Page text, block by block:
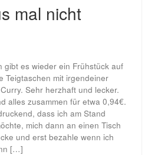
mal nicht
gibt es wieder ein Frühstück auf
Teigtaschen mit irgendeiner
Sehr herzhaft und lecker.
alles zusammen für etwa 0,94€.
dass ich am Stand
mich dann an einen Tisch
und erst bezahle wenn ich
[…]